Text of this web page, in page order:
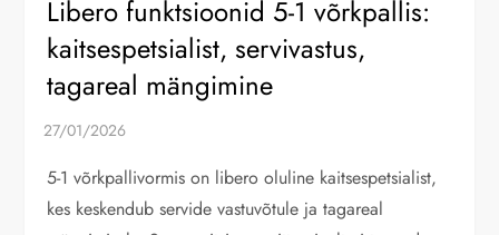
Libero funktsioonid 5-1 võrkpallis:
kaitsespetsialist, servivastus,
tagareal mängimine
5-1 võrkpallivormis on libero oluline kaitsespetsialist,
kes keskendub servide vastuvõtule ja tagareal